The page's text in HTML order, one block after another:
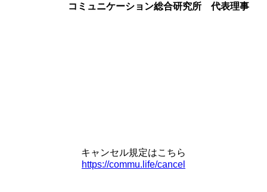
コミュニケーション総合研究所 代表理事
キャンセル規定はこちら
https://commu.life/cancel